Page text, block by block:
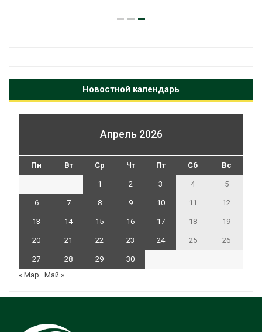
Новостной календарь
Апрель 2026
Пн Вт Ср Чт Пт Сб Вс
1 2 3 4 5
6 7 8 9 10 11 12
13 14 15 16 17 18 19
20 21 22 23 24 25 26
27 28 29
30
« Мар
Май »